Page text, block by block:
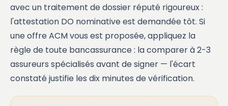
avec un traitement de dossier réputé rigoureux :
l'attestation DO nominative est demandée tôt. Si
une offre ACM vous est proposée, appliquez la
règle de toute bancassurance : la comparer à 2-3
assureurs spécialisés avant de signer — l'écart
constaté justifie les dix minutes de vérification.